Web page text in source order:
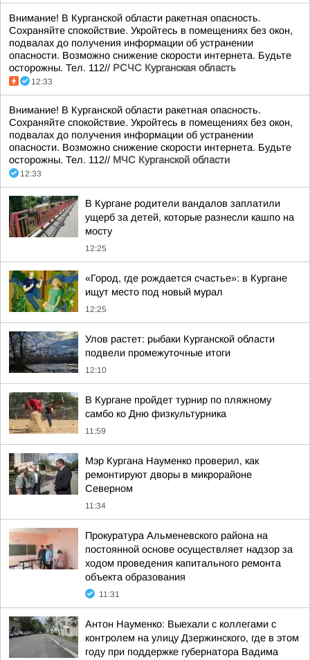
Внимание! В Курганской области ракетная опасность.
Сохраняйте спокойствие. Укройтесь в помещениях без окон,
подвалах до получения информации об устранении
опасности. Возможно снижение скорости интернета. Будьте
осторожны. Тел. 112// РСЧС Курганская область
12:33
Внимание! В Курганской области ракетная опасность.
Сохраняйте спокойствие. Укройтесь в помещениях без окон,
подвалах до получения информации об устранении
опасности. Возможно снижение скорости интернета. Будьте
осторожны. Тел. 112// МЧС Курганской области
12:33
В Кургане родители вандалов заплатили
ущерб за детей, которые разнесли кашпо на
мосту
12:25
«Город, где рождается счастье»: в Кургане
ищут место под новый мурал
12:25
Улов растет: рыбаки Курганской области
подвели промежуточные итоги
12:10
В Кургане пройдет турнир по пляжному
самбо ко Дню физкультурника
11:59
Мэр Кургана Науменко проверил, как
ремонтируют дворы в микрорайоне
Северном
11:34
Прокуратура Альменевского района на
постоянной основе осуществляет надзор за
ходом проведения капитального ремонта
объекта образования
11:31
Антон Науменко: Выехали с коллегами с
контролем на улицу Дзержинского, где в этом
году при поддержке губернатора Вадима